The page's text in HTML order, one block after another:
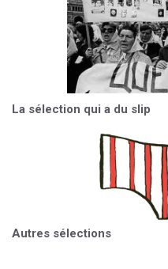
La sélection qui a du slip
Autres sélections